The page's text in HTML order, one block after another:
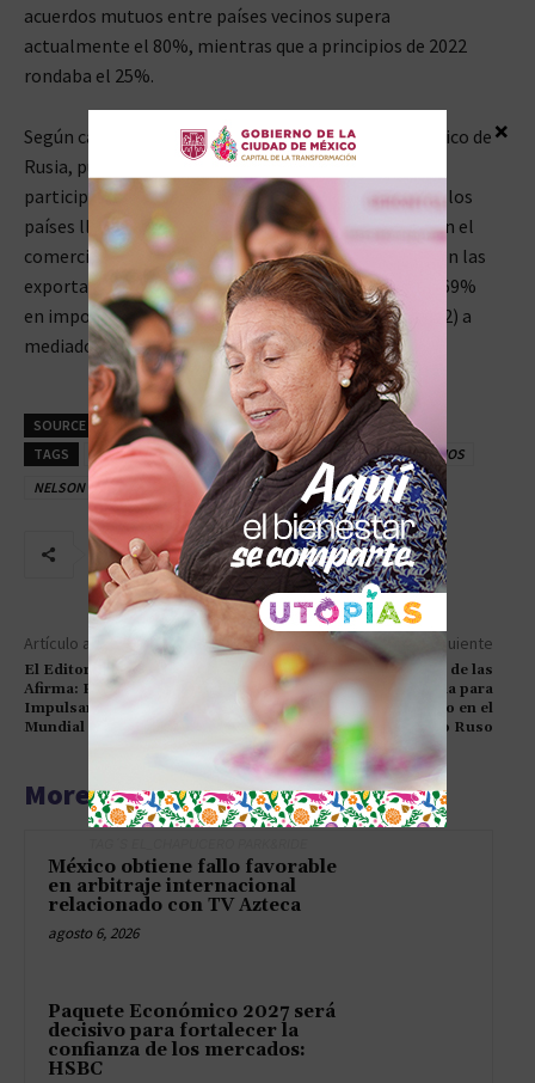
acuerdos mutuos entre países vecinos supera
actualmente el 80%, mientras que a principios de 2022
rondaba el 25%.
Según cálculos del Ministerio de Desarrollo Económico de
Rusia, publicados a principios de este mes, la
participación combinada del rublo y las monedas de los
países llamados«amigos», incluido el yuan chino, en el
comercio exterior de Rusia había alcanzado el 72% en las
exportaciones (frente a 15% a principios de 2022) y 69%
en importaciones (frente al 33% a principios de 2022) a
mediados de 2023.
SOURCE
Actualidad RT
TAGS
DESDOLARIZACIÓN
DIRECTOR DEL CENTRO DE ESTUDIOS
NELSON WONG
Artículo anterior
El Editor Jefe de Junge Welt
Afirma: Rusia y China
Impulsan el Nuevo Orden
Mundial
Artículo siguiente
El Gigante Italiano de las
Bebidas Demanda para
Preservar su Dominio en el
Mercado Ruso
More articles
México obtiene fallo favorable
en arbitraje internacional
relacionado con TV Azteca
agosto 6, 2026
Paquete Económico 2027 será
decisivo para fortalecer la
confianza de los mercados:
HSBC
×